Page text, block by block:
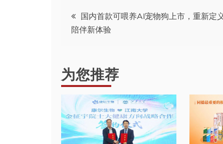
文
章
导
航
国内首款可喂养AI宠物狗上市，重新定
陪伴新体验
为您推荐